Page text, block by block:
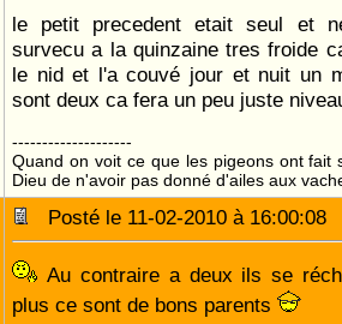
le petit precedent etait seul et
survecu a la quinzaine tres froide
le nid et l'a couvé jour et nuit un
sont deux ca fera un peu juste
--------------------
Quand on voit ce que les pigeons ont fait
Dieu de n'avoir pas donné d'ailes aux
Posté le 11-02-2010 à
Au contraire a deux ils se
plus ce sont de bons parents